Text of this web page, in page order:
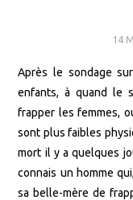
14
Après le sondage
enfants, à quand le
frapper les femmes,
sont plus faibles
mort il y a quelques
connais un homme
sa belle-mère de